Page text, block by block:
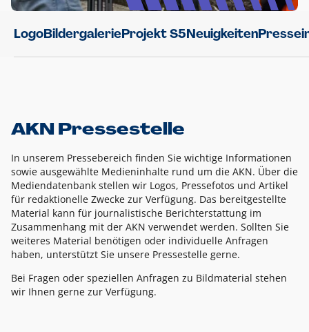
LogoBildergalerieProjekt S5Neuigkeiten
AKN Pressestelle
In unserem Pressebereich finden Sie wichtige Informationen
sowie ausgewählte Medieninhalte rund um die AKN. Über die
Mediendatenbank stellen wir Logos, Pressefotos und Artikel
für redaktionelle Zwecke zur Verfügung. Das bereitgestellte
Material kann für journalistische Berichterstattung im
Zusammenhang mit der AKN verwendet werden. Sollten Sie
weiteres Material benötigen oder individuelle Anfragen
haben, unterstützt Sie unsere Pressestelle gerne.
Bei Fragen oder speziellen Anfragen zu Bildmaterial stehen
wir Ihnen gerne zur Verfügung.